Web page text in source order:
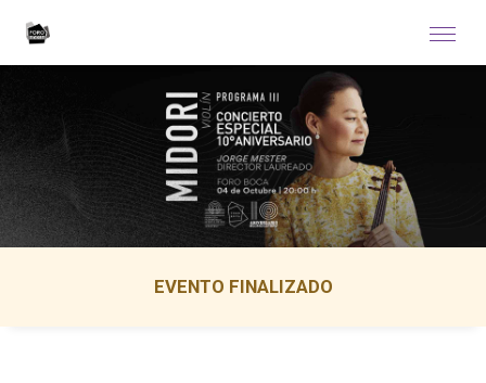
EVENTO FINALIZADO